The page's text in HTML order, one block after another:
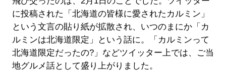
に投稿された「北海道の皆様に愛されたカルミン」
という文言の貼り紙が拡散され、いつのまにか「カ
ルミンは北海道限定」という話に。「カルミンって
北海道限定だったの?」などツイッター上では、ご当
地グルメ話として盛り上がりました。